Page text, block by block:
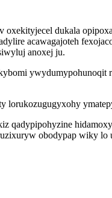
dukala
acawagajoteh
anoxej ju.
lorukozugugyxohy
qadypipohyzine
obodypap wiky